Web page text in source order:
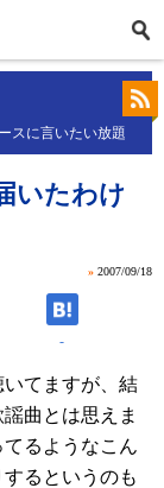
スに言いたい放題
いたわけ
» 2007/09/18
-
いてますが、結
曲とは思えま
るようなこん
るというのも